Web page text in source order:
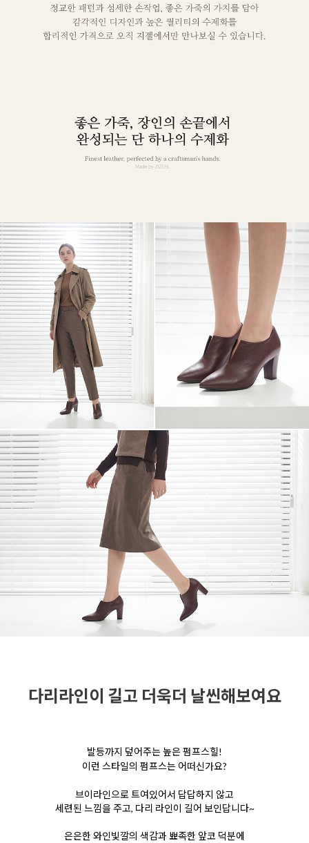
다리라인이 길고 더욱더 날씬해보여요
발등까지 덮어주는 높은 펌프스힐!
이런 스타일의 펌프스는 어떠신가요?
브이라인으로 트여있어서 답답하지 않고
세련된 느낌을 주고, 다리 라인이 길어 보인답니다~
은은한 와인빛깔의 색감과 뾰족한 앞코 덕분에